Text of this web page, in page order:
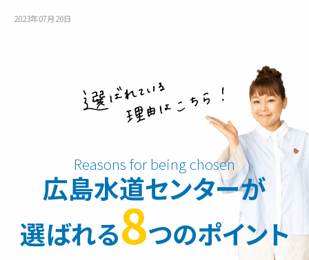
2023年07月20日
広島水道センターが
選ばれる8つのポイント